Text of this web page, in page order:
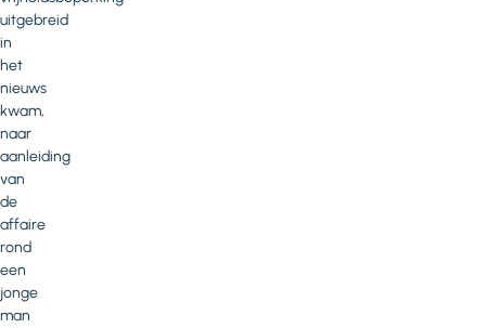
uitgebreid
in
het
nieuws
kwam,
naar
aanleiding
van
de
affaire
rond
een
jonge
man